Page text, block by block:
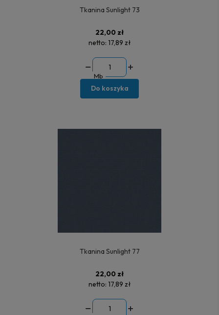
Tkanina Sunlight 73
22,00 zł
netto: 17,89 zł
Mb
Do koszyka
Tkanina Sunlight 77
22,00 zł
netto: 17,89 zł